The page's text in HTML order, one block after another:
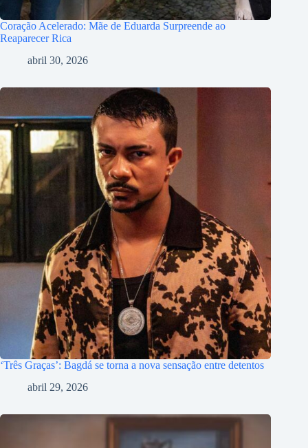
Coração Acelerado: Mãe de Eduarda Surpreende ao
Reaparecer Rica
abril 30, 2026
‘Três Graças’: Bagdá se torna a nova sensação entre detentos
abril 29, 2026